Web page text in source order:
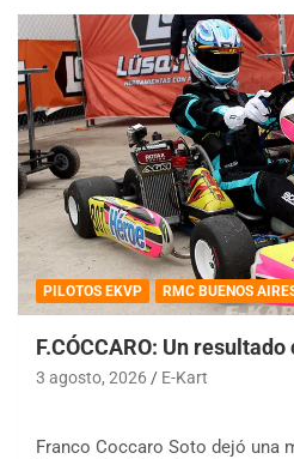
PILOTOS EKVP RMC BUENOS
F.CÓCCARO: Un
3 agosto, 2026 E-Kart
Franco Coccaro Soto dejó una